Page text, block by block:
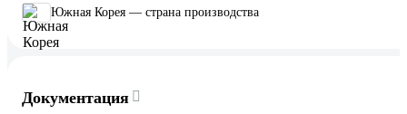
Южная Корея — страна производства
Документация